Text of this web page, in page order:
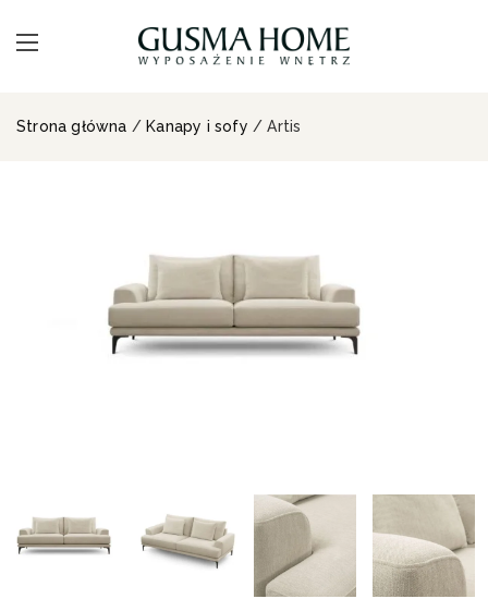
Strona główna / Kanapy i sofy / Artis